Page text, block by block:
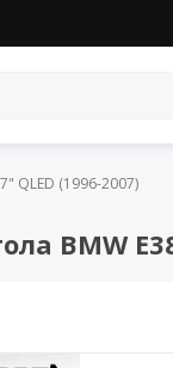
QLED (1996-2007)
BMW